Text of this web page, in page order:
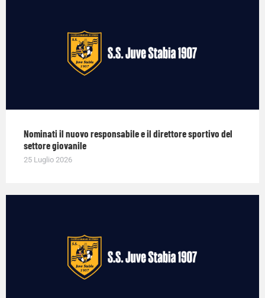
Nominati il nuovo responsabile e il direttore sportivo del
settore giovanile
25 Luglio 2026